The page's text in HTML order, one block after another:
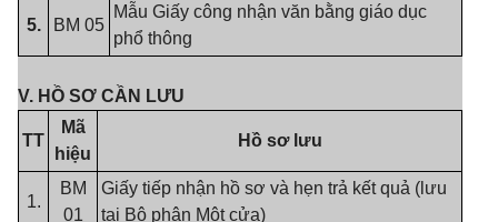
5. BM 05
Mẫu Giấy công nhận văn bằng giáo dục
phổ thông
V. HỒ SƠ CẦN LƯU
TT
Mã
hiệu
Hồ sơ lưu
1.
BM
01
Giấy tiếp nhận hồ sơ và hẹn trả kết quả (lưu
tại Bộ phận Một cửa)